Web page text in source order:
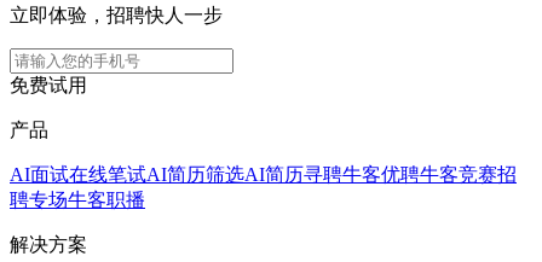
立即体验，招聘快人一步
免费试用
产品
AI面试在线笔试AI简历筛选AI简历寻聘牛客优聘牛客竞赛招
聘专场牛客职播
解决方案